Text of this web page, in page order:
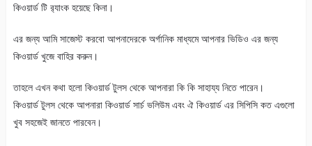
কিওয়ার্ড টি র‍্যাংক হয়েছে কিনা।
এর জন্য আমি সাজেস্ট করবো আপনাদেরকে অর্গানিক মাধ্যমে আপনার ভিডিও এর জন্য
কিওয়ার্ড খুজে বাহির করুন।
তাহলে এখন কথা হলো কিওয়ার্ড টুলস থেকে আপনারা কি কি সাহায্য নিতে পারেন।
কিওয়ার্ড টুলস থেকে আপনারা কিওয়ার্ড সার্চ ভলিউম এবং ঐ কিওয়ার্ড এর সিপিসি কত এগুলো
খুব সহজেই জানতে পারবেন।